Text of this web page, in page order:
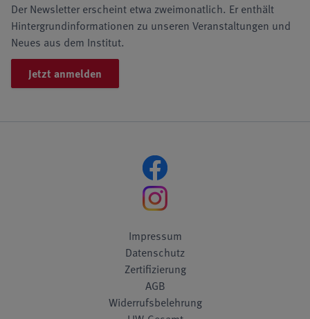
Der Newsletter erscheint etwa zweimonatlich. Er enthält
Hintergrundinformationen zu unseren Veranstaltungen und
Neues aus dem Institut.
Jetzt anmelden
Impressum
Datenschutz
Zertifizierung
AGB
Widerrufsbelehrung